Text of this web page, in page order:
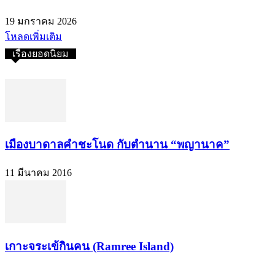
19 มกราคม 2026
โหลดเพิ่มเติม
เรื่องยอดนิยม
เมืองบาดาลคำชะโนด กับตำนาน “พญานาค”
11 มีนาคม 2016
เกาะจระเข้กินคน (Ramree Island)